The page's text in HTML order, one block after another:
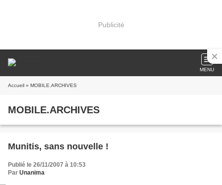
Publicité
MENU
Accueil » MOBILE.ARCHIVES
MOBILE.ARCHIVES
Munitis, sans nouvelle !
Publié le 26/11/2007 à 10:53
Par Unanima